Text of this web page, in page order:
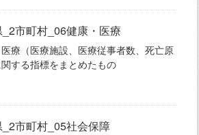
市町村_06健康・医療
療（医療施設、医療従事者数、死亡原
する指標をまとめたもの
市町村_05社会保障